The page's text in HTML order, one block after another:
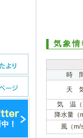
気象情
時
天
気 温
降水量（
風（m/